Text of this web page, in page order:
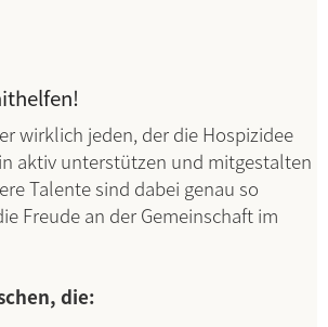
wirklich jeden, der die Hospizidee
aktiv unterstützen und mitgestalten
Talente sind dabei genau so
Freude an der Gemeinschaft im
die: